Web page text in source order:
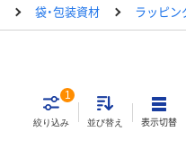
袋・包装資材 ラッピン
絞り込み
1
並び替え 表示切替